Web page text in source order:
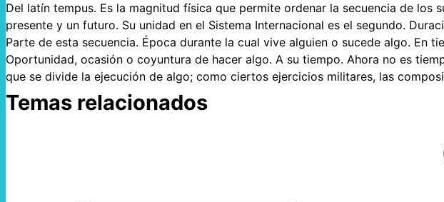
Del latín tempus. Es la magnitud física que permite ordenar la secuencia de los
presente y un futuro. Su unidad en el Sistema Internacional es el segundo.
Parte de esta secuencia. Época durante la cual vive alguien o sucede algo. En
Oportunidad, ocasión o coyuntura de hacer algo. A su tiempo. Ahora no es
que se divide la ejecución de algo; como ciertos ejercicios militares, las
Temas relacionados